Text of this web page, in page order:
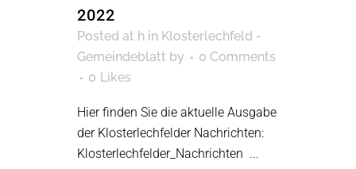
2022
Posted at h in Klosterlechfeld -
Gemeindeblatt by
0 Comments
0 Likes
Hier finden Sie die aktuelle Ausgabe
der Klosterlechfelder Nachrichten:
Klosterlechfelder_Nachrichten ...